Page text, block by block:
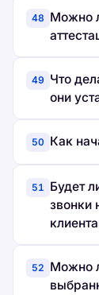
48 Можно
49 Что
они
50 Как
51 Будет
звонки
52 Можно